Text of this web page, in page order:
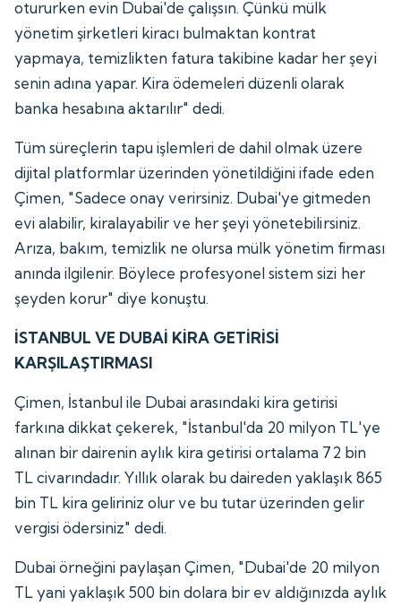
otururken evin Dubai'de çalışsın. Çünkü mülk
yönetim şirketleri kiracı bulmaktan kontrat
yapmaya, temizlikten fatura takibine kadar her şeyi
senin adına yapar. Kira ödemeleri düzenli olarak
banka hesabına aktarılır" dedi.
Tüm süreçlerin tapu işlemleri de dahil olmak üzere
dijital platformlar üzerinden yönetildiğini ifade eden
Çimen, "Sadece onay verirsiniz. Dubai'ye gitmeden
evi alabilir, kiralayabilir ve her şeyi yönetebilirsiniz.
Arıza, bakım, temizlik ne olursa mülk yönetim firması
anında ilgilenir. Böylece profesyonel sistem sizi her
şeyden korur" diye konuştu.
İSTANBUL VE DUBAİ KİRA GETİRİSİ
KARŞILAŞTIRMASI
Çimen, İstanbul ile Dubai arasındaki kira getirisi
farkına dikkat çekerek, "İstanbul'da 20 milyon TL'ye
alınan bir dairenin aylık kira getirisi ortalama 72 bin
TL civarındadır. Yıllık olarak bu daireden yaklaşık 865
bin TL kira geliriniz olur ve bu tutar üzerinden gelir
vergisi ödersiniz" dedi.
Dubai örneğini paylaşan Çimen, "Dubai'de 20 milyon
TL yani yaklaşık 500 bin dolara bir ev aldığınızda aylık